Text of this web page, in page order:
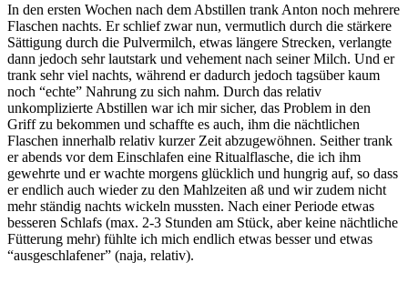
In den ersten Wochen nach dem Abstillen trank Anton noch mehrere
Flaschen nachts. Er schlief zwar nun, vermutlich durch die stärkere
Sättigung durch die Pulvermilch, etwas längere Strecken, verlangte
dann jedoch sehr lautstark und vehement nach seiner Milch. Und er
trank sehr viel nachts, während er dadurch jedoch tagsüber kaum
noch “echte” Nahrung zu sich nahm. Durch das relativ
unkomplizierte Abstillen war ich mir sicher, das Problem in den
Griff zu bekommen und schaffte es auch, ihm die nächtlichen
Flaschen innerhalb relativ kurzer Zeit abzugewöhnen. Seither trank
er abends vor dem Einschlafen eine Ritualflasche, die ich ihm
gewehrte und er wachte morgens glücklich und hungrig auf, so dass
er endlich auch wieder zu den Mahlzeiten aß und wir zudem nicht
mehr ständig nachts wickeln mussten. Nach einer Periode etwas
besseren Schlafs (max. 2-3 Stunden am Stück, aber keine nächtliche
Fütterung mehr) fühlte ich mich endlich etwas besser und etwas
“ausgeschlafener” (naja, relativ).